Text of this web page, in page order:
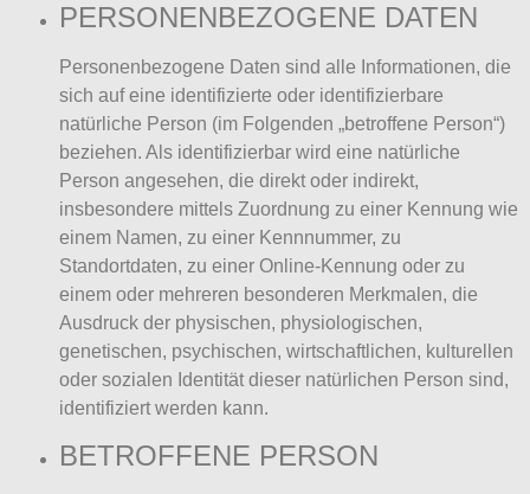
PERSONENBEZOGENE DATEN
Personenbezogene Daten sind alle Informationen, die
sich auf eine identifizierte oder identifizierbare
natürliche Person (im Folgenden „betroffene Person“)
beziehen. Als identifizierbar wird eine natürliche
Person angesehen, die direkt oder indirekt,
insbesondere mittels Zuordnung zu einer Kennung wie
einem Namen, zu einer Kennnummer, zu
Standortdaten, zu einer Online-Kennung oder zu
einem oder mehreren besonderen Merkmalen, die
Ausdruck der physischen, physiologischen,
genetischen, psychischen, wirtschaftlichen, kulturellen
oder sozialen Identität dieser natürlichen Person sind,
identifiziert werden kann.
BETROFFENE PERSON